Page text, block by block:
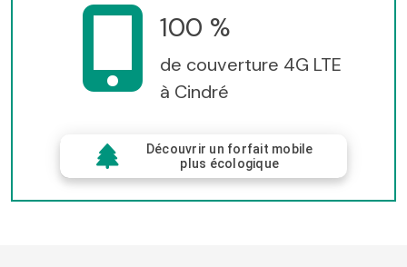
100 %
de couverture 4G LTE
à Cindré
Découvrir un forfait mobile
plus écologique